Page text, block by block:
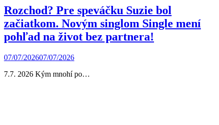
Rozchod? Pre speváčku Suzie bol
začiatkom. Novým singlom Single mení
pohľad na život bez partnera!
07/07/202607/07/2026
7.7. 2026 Kým mnohí po…